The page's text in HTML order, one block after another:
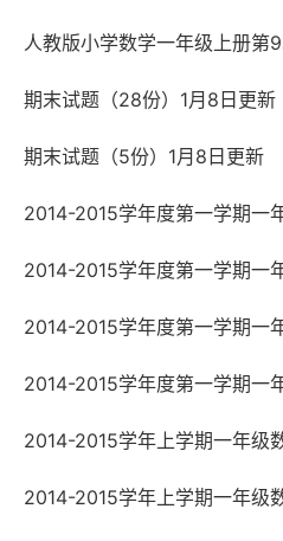
人教版小学数学一年级上册第
期末试题（28份）1月8日更新
期末试题（5份）1月8日更新
2014-2015学年度第一学期一
2014-2015学年度第一学期一
2014-2015学年度第一学期一
2014-2015学年度第一学期一
2014-2015学年上学期一年级
2014-2015学年上学期一年级